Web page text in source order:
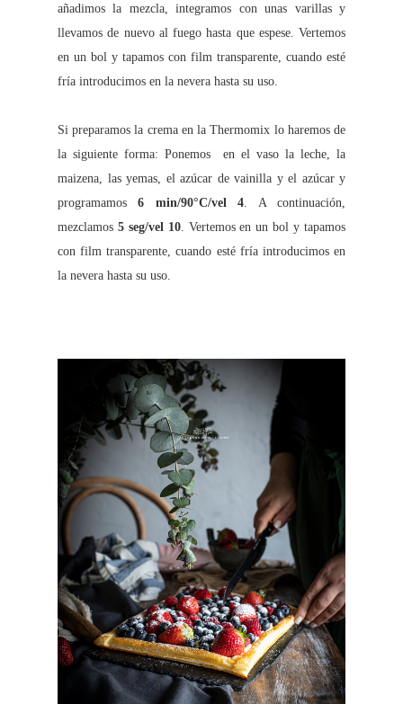
añadimos la mezcla, integramos con unas varillas y
llevamos de nuevo al fuego hasta que espese. Vertemos
en un bol y tapamos con film transparente, cuando esté
fría introducimos en la nevera hasta su uso.
Si preparamos la crema en la Thermomix lo haremos de
la siguiente forma: Ponemos en el vaso la leche, la
maizena, las yemas, el azúcar de vainilla y el azúcar y
programamos6 min/90°C/vel 4 . A continuación,
mezclamos 5 seg/vel 10. Vertemos en un bol y tapamos
con film transparente, cuando esté fría introducimos en
la nevera hasta su uso.